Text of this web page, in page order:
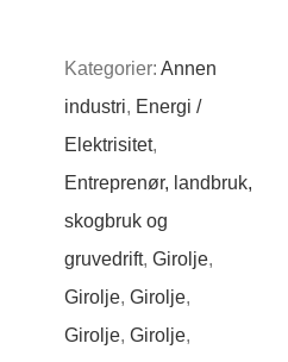
Kategorier: Annen
industri, Energi /
Elektrisitet,
Entreprenør, landbruk,
skogbruk og
gruvedrift, Girolje,
Girolje, Girolje,
Girolje, Girolje,